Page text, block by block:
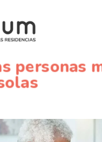
personas